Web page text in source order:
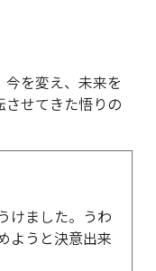
を変え、未来を
せてきた悟りの
けました。うわ
ようと決意出来